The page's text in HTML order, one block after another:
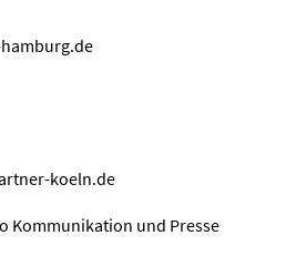
koeln.de
Kommunikation und Presse